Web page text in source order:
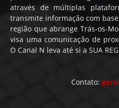
através de múltiplas
transmite informação com
região que abrange Trás-os-
visa uma comunicação de
O Canal N leva até si a SUA
Contato: